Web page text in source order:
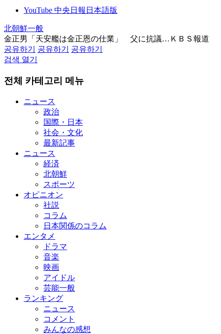
YouTube 中央日報日本語版
北朝鮮一般
金正男「天安艦は金正恩の仕業」 父に抗議…ＫＢＳ報道
공유하기
공유하기
공유하기
검색 열기
전체 카테고리 메뉴
ニュース
政治
国際・日本
社会・文化
最新記事
ニュース
経済
北朝鮮
スポーツ
オピニオン
社説
コラム
日本関係のコラム
エンタメ
ドラマ
音楽
映画
アイドル
芸能一般
ランキング
ニュース
コメント
みんなの感想